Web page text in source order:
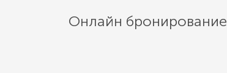
Онлайн бронирование